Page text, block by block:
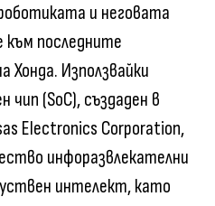
и неговата
последните
Хонда. Използвайки
чип (SoC), създаден в
Electronics Corporation,
инфоразвлекателни
интелект, като